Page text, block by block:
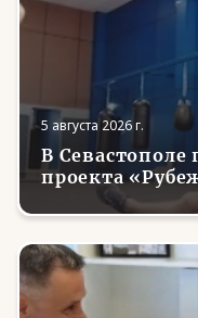
5 августа 2026 г.
В Севастополе
проекта